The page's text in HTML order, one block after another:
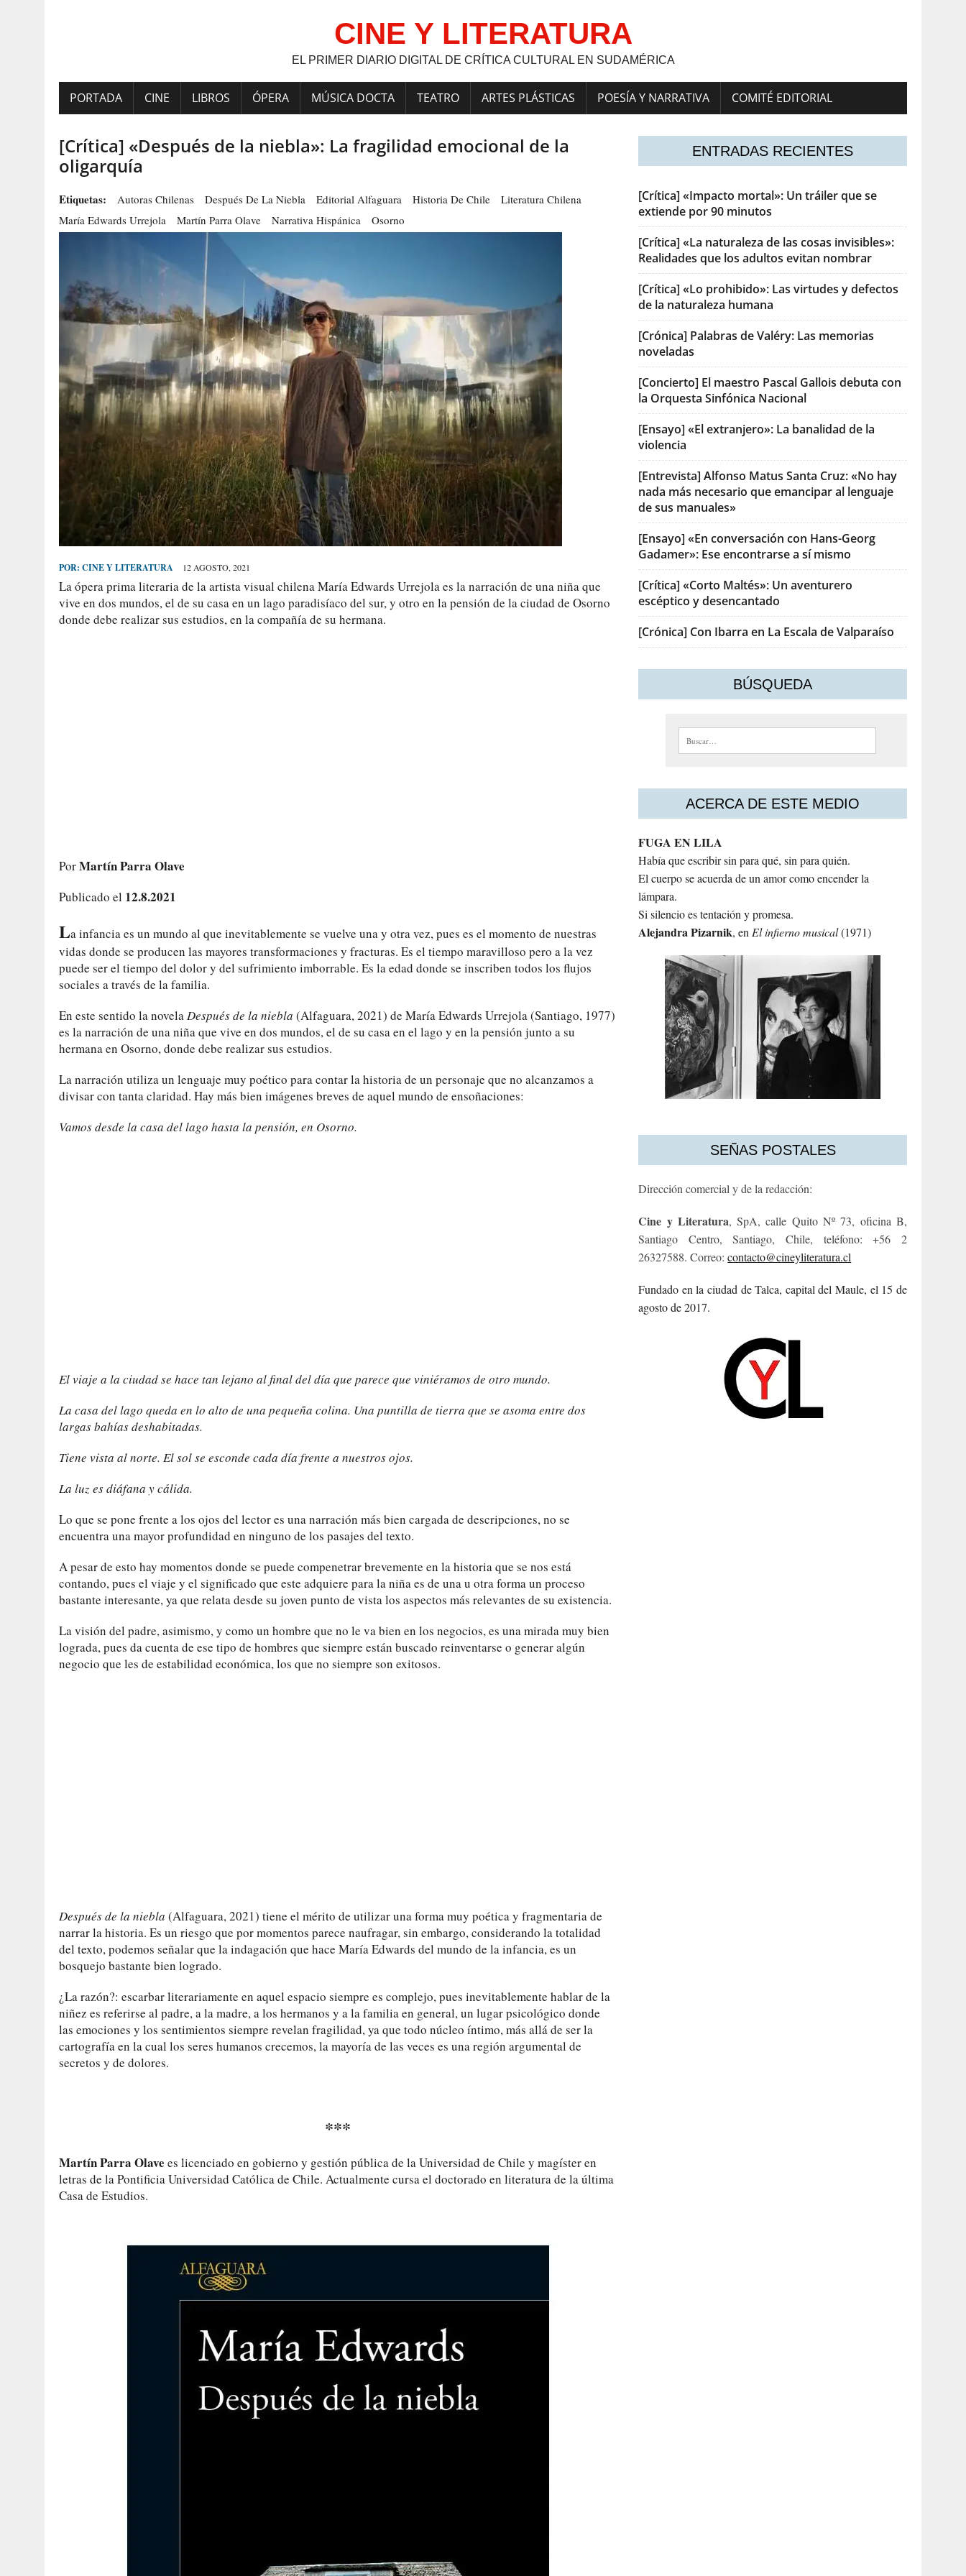
CINE Y LITERATURA
EL PRIMER DIARIO DIGITAL DE CRÍTICA CULTURAL EN SUDAMÉRICA
PORTADA CINE LIBROS ÓPERA MÚSICA DOCTA TEATRO ARTES PLÁSTICAS POESÍA Y NARRATIVA COMITÉ EDITORIAL
[Crítica] «Después de la niebla»: La fragilidad emocional de la
oligarquía
Etiquetas: Autoras Chilenas Después De La Niebla Editorial Alfaguara Historia De Chile
Literatura Chilena
María Edwards Urrejola
Martín Parra Olave Narrativa Hispánica Osorno
POR: CINE Y LITERATURA 12 AGOSTO, 2021
La ópera prima literaria de la artista visual chilena María Edwards Urrejola es la narración de una niña que
vive en dos mundos, el de su casa en un lago paradisíaco del sur, y otro en la pensión de la ciudad de Osorno
donde debe realizar sus estudios, en la compañía de su hermana.
PorMartín Parra Olave
Publicado el 12.8.2021
La infancia es un mundo al que inevitablemente se vuelve una y otra vez, pues es el momento de nuestras
vidas donde se producen las mayores transformaciones y fracturas. Es el tiempo maravilloso pero a la vez
puede ser el tiempo del dolor y del sufrimiento imborrable. Es la edad donde se inscriben todos los flujos
sociales a través de la familia.
En este sentido la novelaDespués de la niebla (Alfaguara, 2021) de María Edwards Urrejola (Santiago, 1977)
es la narración de una niña que vive en dos mundos, el de su casa en el lago y en la pensión junto a su
hermana en Osorno, donde debe realizar sus estudios.
La narración utiliza un lenguaje muy poético para contar la historia de un personaje que no alcanzamos a
divisar con tanta claridad. Hay más bien imágenes breves de aquel mundo de ensoñaciones:
Vamos desde la casa del lago hasta la pensión, en Osorno.
El viaje a la ciudad se hace tan lejano al final del día que parece que viniéramos de otro mundo.
La casa del lago queda en lo alto de una pequeña colina. Una puntilla de tierra que se asoma entre dos
largas bahías deshabitadas.
Tiene vista al norte. El sol se esconde cada día frente a nuestros ojos.
La luz es diáfana y cálida.
Lo que se pone frente a los ojos del lector es una narración más bien cargada de descripciones, no se
encuentra una mayor profundidad en ninguno de los pasajes del texto.
A pesar de esto hay momentos donde se puede compenetrar brevemente en la historia que se nos está
contando, pues el viaje y el significado que este adquiere para la niña es de una u otra forma un proceso
bastante interesante, ya que relata desde su joven punto de vista los aspectos más relevantes de su existencia.
La visión del padre, asimismo, y como un hombre que no le va bien en los negocios, es una mirada muy bien
lograda, pues da cuenta de ese tipo de hombres que siempre están buscado reinventarse o generar algún
negocio que les de estabilidad económica, los que no siempre son exitosos.
Después de la niebla (Alfaguara, 2021) tiene el mérito de utilizar una forma muy poética y fragmentaria de
narrar la historia. Es un riesgo que por momentos parece naufragar, sin embargo, considerando la totalidad
del texto, podemos señalar que la indagación que hace María Edwards del mundo de la infancia, es un
bosquejo bastante bien logrado.
¿La razón?: escarbar literariamente en aquel espacio siempre es complejo, pues inevitablemente hablar de la
niñez es referirse al padre, a la madre, a los hermanos y a la familia en general, un lugar psicológico donde
las emociones y los sentimientos siempre revelan fragilidad, ya que todo núcleo íntimo, más allá de ser la
cartografía en la cual los seres humanos crecemos, la mayoría de las veces es una región argumental de
secretos y de dolores.
***
Martín Parra Olave es licenciado en gobierno y gestión pública de la Universidad de Chile y magíster en
letras de la Pontificia Universidad Católica de Chile. Actualmente cursa el doctorado en literatura de la última
Casa de Estudios.
ENTRADAS RECIENTES
[Crítica] «Impacto mortal»: Un tráiler que se
extiende por 90 minutos
[Crítica] «La naturaleza de las cosas invisibles»:
Realidades que los adultos evitan nombrar
[Crítica] «Lo prohibido»: Las virtudes y defectos
de la naturaleza humana
[Crónica] Palabras de Valéry: Las memorias
noveladas
[Concierto] El maestro Pascal Gallois debuta con
la Orquesta Sinfónica Nacional
[Ensayo] «El extranjero»: La banalidad de la
violencia
[Entrevista] Alfonso Matus Santa Cruz: «No hay
nada más necesario que emancipar al lenguaje
de sus manuales»
[Ensayo] «En conversación con Hans-Georg
Gadamer»: Ese encontrarse a sí mismo
[Crítica] «Corto Maltés»: Un aventurero
escéptico y desencantado
[Crónica] Con Ibarra en La Escala de Valparaíso
BÚSQUEDA
Buscar:
ACERCA DE ESTE MEDIO
FUGA EN LILA
Había que escribir sin para qué, sin para quién.
El cuerpo se acuerda de un amor como encender la
lámpara.
Si silencio es tentación y promesa.
AlejandraPizarnik, enEl infierno musical(1971)
SEÑAS POSTALES
Dirección comercial y de la redacción:
Cine y Literatura, SpA, calle Quito Nº 73, oficina B,
Santiago Centro, Santiago, Chile, teléfono: +56 2
26327588. Correo:contacto@cineyliteratura.cl
Fundado en la ciudad de Talca, capital del Maule, el 15 de
agosto de 2017.